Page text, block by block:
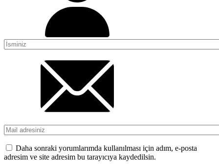
Daha sonraki yorumlarımda kullanılması için adım, e-posta
adresim ve site adresim bu tarayıcıya kaydedilsin.